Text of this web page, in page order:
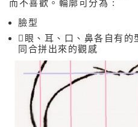
美
醫學皮膚護理
醫學美容問題
醫學美容問題
表情皺紋
而不喜歡。輪廓可分為 :
臉型
眼、耳、口、鼻各自有的
同合拼出來的觀感